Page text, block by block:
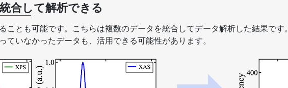
合して解析できる
ことも可能です。こちらは複数のデータを統合してデータ解析した結果です。
ていなかったデータも、活用できる可能性があります。